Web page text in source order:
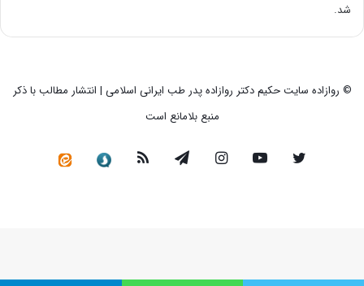
شد.
© روازاده سایت حکیم دکتر روازاده پدر طب ایرانی اسلامی | انتشار مطالب با ذکر
منبع بلامانع است
توییتر یوتیوب اینستاگرامتلگرام خوراک سروش
ایتا